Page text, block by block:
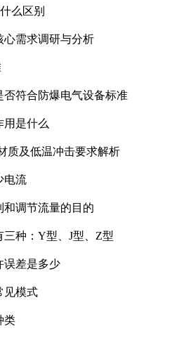
么区别
心需求调研与分析
否符合防爆电气设备标准
用是什么
质及低温冲击要求解析
电流
调节流量的目的
种：Y型、J型、Z型
误差是多少
见模式
类